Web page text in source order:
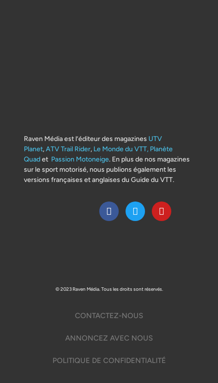
Raven Média est l’éditeur des magazines UTV
Planet,ATV Trail Rider, Le Monde du VTT, Planète
Quadet Passion Motoneige. En plus de nos magazines
sur le sport motorisé, nous publions également les
versions françaises et anglaises du Guide du VTT.
© 2023 Raven Média. Tous les droits sont réservés.
CONTACTEZ-NOUS
ANNONCEZ AVEC NOUS
POLITIQUE DE CONFIDENTIALITÉ